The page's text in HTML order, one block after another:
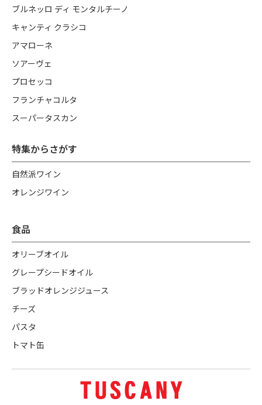
ブルネッロ ディ モンタルチーノ
キャンティ クラシコ
アマローネ
ソアーヴェ
プロセッコ
フランチャコルタ
スーパータスカン
特集からさがす
自然派ワイン
オレンジワイン
食品
オリーブオイル
グレープシードオイル
ブラッドオレンジジュース
チーズ
パスタ
トマト缶